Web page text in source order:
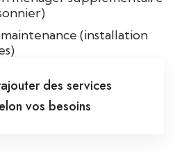
maintenance (installation
des services
vos besoins